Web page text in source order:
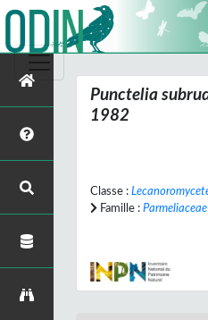
Punctelia
1982
Classe :
Famille : Parmeliaceae